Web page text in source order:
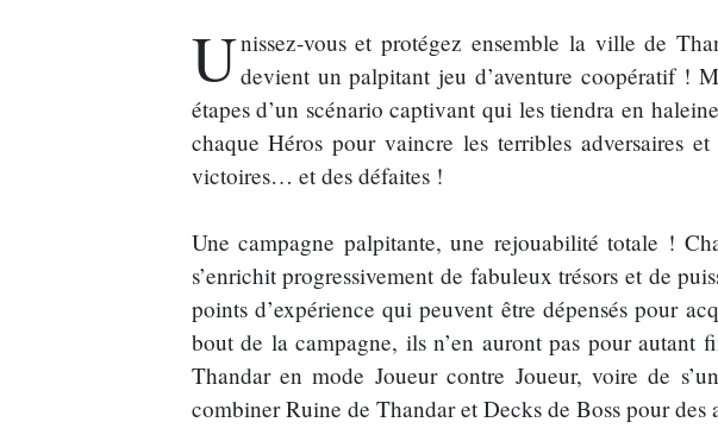
Unissez-vous et protégez ensemble la ville de
devient un palpitant jeu d’aventure coopératif !
étapes d’un scénario captivant qui les tiendra en
chaque Héros pour vaincre les terribles adversaires
victoires… et des défaites !
Une campagne palpitante, une rejouabilité totale !
s’enrichit progressivement de fabuleux trésors et de
points d’expérience qui peuvent être dépensés pour
bout de la campagne, ils n’en auront pas pour
Thandar en mode Joueur contre Joueur, voire de
combiner Ruine de Thandar et Decks de Boss pour des